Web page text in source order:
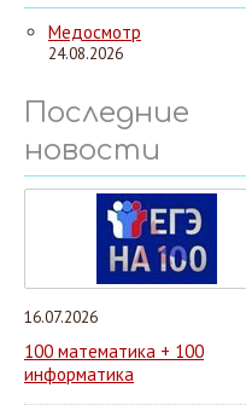
Медосмотр
24.08.2026
Последние
новости
16.07.2026
100 математика + 100
информатика